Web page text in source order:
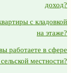
доход?
с кладовкой
на этаже?
работаете в сфере
местности?